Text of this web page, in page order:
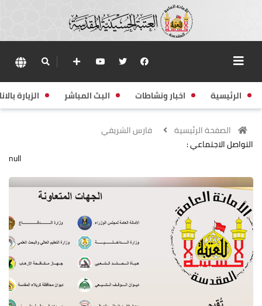
الرئيسية اخبار ونشاطات البث المباشر الزيارة
الصفحة الرئيسية
فارس الشريفي
التواصل الاجتماعي :
null